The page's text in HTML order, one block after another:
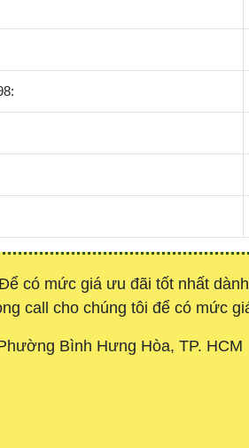
có mức giá ưu đãi tốt nhất
call cho chúng tôi để có mức
Bình Hưng Hòa, TP. HCM